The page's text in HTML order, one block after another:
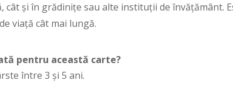
cât și în grădinițe sau alte instituții de învățământ.
viață cât mai lungă.
pentru această carte?
între 3 și 5 ani.